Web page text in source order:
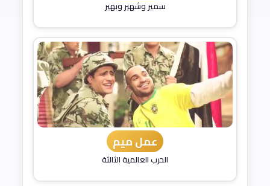
سمير وشهير وبهير
عمل ميم
الحرب العالمية الثالثة